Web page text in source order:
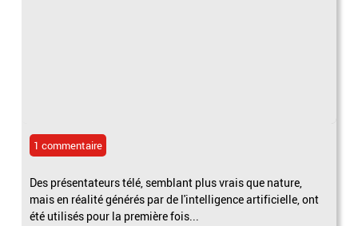
1 commentaire
Des présentateurs télé, semblant plus vrais que nature,
mais en réalité générés par de l'intelligence artificielle, ont
été utilisés pour la première fois...